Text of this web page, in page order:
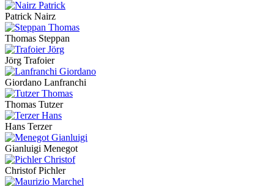
Patrick Nairz
Thomas Steppan
Jörg Trafoier
Giordano Lanfranchi
Thomas Tutzer
Hans Terzer
Gianluigi Menegot
Christof Pichler